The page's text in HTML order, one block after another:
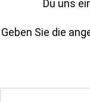
Du uns
Geben Sie die